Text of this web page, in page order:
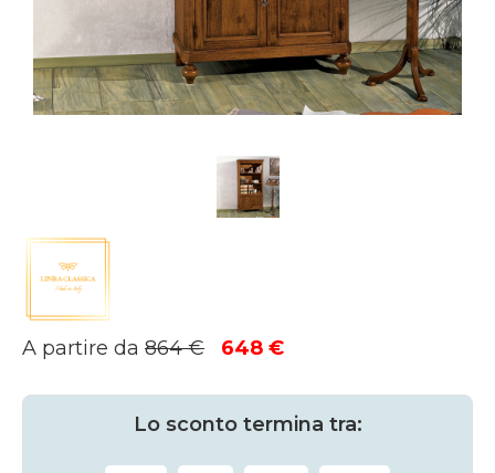
A partire da 864€
Il
originale
era:
648 €Il
attuale
è:
Lo sconto termina tra: